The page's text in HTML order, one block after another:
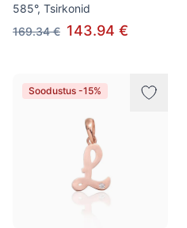
585°, Tsirkonid
169.34 € 143.94 €
Soodustus -15%